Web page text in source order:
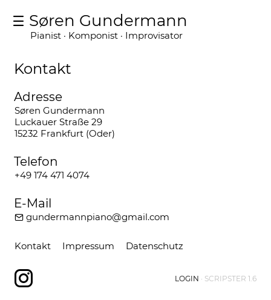
Søren Gundermann
Pianist · Komponist · Improvisator
Kontakt
Adresse
Søren Gundermann
Luckauer Straße 29
15232 Frankfurt (Oder)
Telefon
+49 174 471 4074
E-Mail
gundermannpiano@gmail.com
Kontakt Impressum Datenschutz
LOGIN · SCRIPSTER 1.6